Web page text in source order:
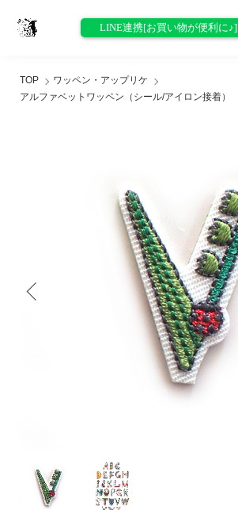
LINE連携[お買い物が便利に♪]
TOP
ワッペン・アップリケ
アルファベットワッペン（シール/アイロン接着）